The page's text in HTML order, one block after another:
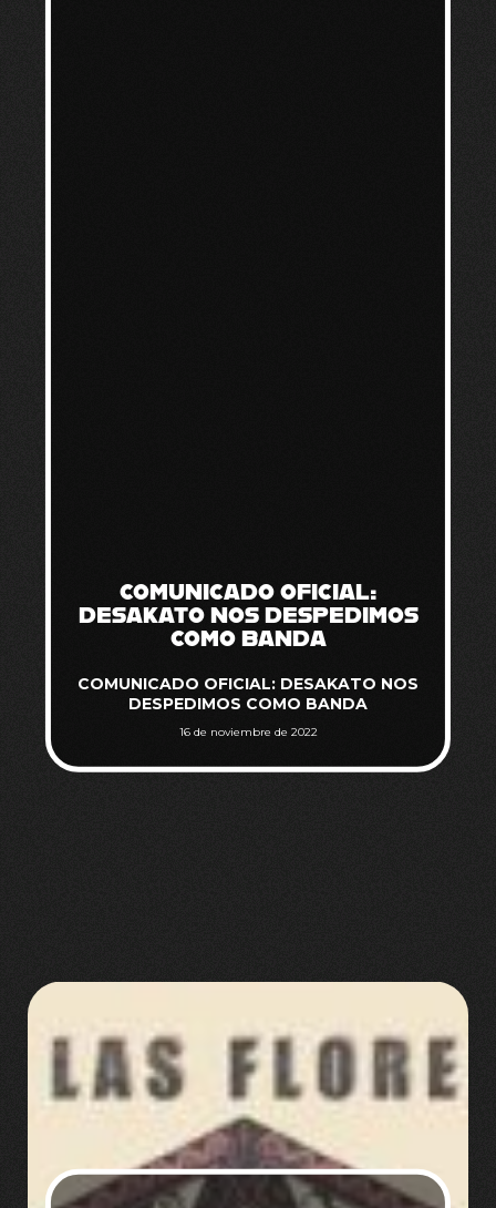
COMUNICADO OFICIAL:
DESAKATO NOS DESPEDIMOS
COMO BANDA
COMUNICADO OFICIAL: DESAKATO NOS
DESPEDIMOS COMO BANDA
16 de noviembre de 2022